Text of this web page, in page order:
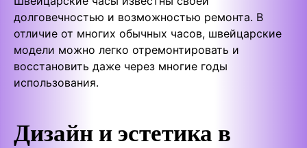
долговечностью и возможностью ремонта. В
отличие от многих обычных часов, швейцарские
модели можно легко отремонтировать и
восстановить даже через многие годы
использования.
Дизайн и эстетика в